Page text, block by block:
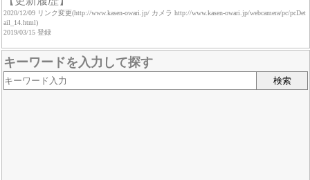
2020/12/09 リンク変更(http://www.kasen-owari.jp/ カメラ http://www.kasen-owari.jp/webcamera/pc/pcDet
ail_14.html)
2019/03/15 登録
キーワードを入力して探す